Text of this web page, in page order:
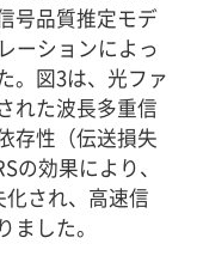
号品質推定モデ
ーションによっ
。図3は、光ファ
れた波長多重信
存性（伝送損失
の効果により、
され、高速信
した。